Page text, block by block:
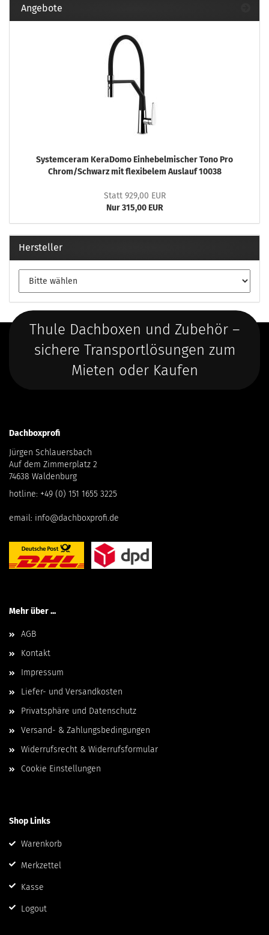
Angebote
Systemceram KeraDomo Einhebelmischer Tono Pro
Chrom/Schwarz mit flexibelem Auslauf 10038
Statt 929,00 EUR
Nur 315,00 EUR
Hersteller
Thule Dachboxen und Zubehör –
sichere Transportlösungen zum
Mieten oder Kaufen
Dachboxprofi
Jürgen Schlauersbach
Auf dem Zimmerplatz 2
74638 Waldenburg
hotline: +49 (0) 151 1655 3225
email: info@dachboxprofi.de
Mehr über ...
AGB
Kontakt
Impressum
Liefer- und Versandkosten
Privatsphäre und Datenschutz
Versand- & Zahlungsbedingungen
Widerrufsrecht & Widerrufsformular
Cookie Einstellungen
Shop Links
Warenkorb
Merkzettel
Kasse
Logout